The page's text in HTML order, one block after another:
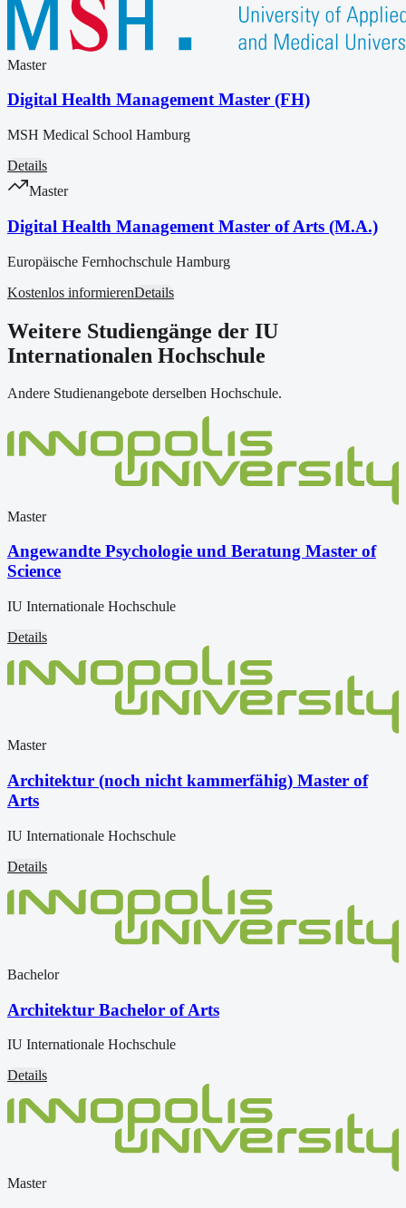
Master
Digital Health Management Master (FH)
MSH Medical School Hamburg
Details
Master
Digital Health Management Master of Arts (M.A.)
Europäische Fernhochschule Hamburg
Kostenlos informierenDetails
Weitere Studiengänge der IU
Internationalen Hochschule
Andere Studienangebote derselben Hochschule.
Master
Angewandte Psychologie und Beratung Master of
Science
IU Internationale Hochschule
Details
Master
Architektur (noch nicht kammerfähig) Master of
Arts
IU Internationale Hochschule
Details
Bachelor
Architektur Bachelor of Arts
IU Internationale Hochschule
Details
Master